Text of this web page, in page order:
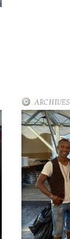
ARCHIVES